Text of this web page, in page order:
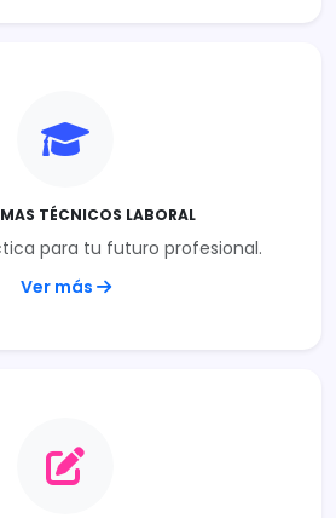
TÉCNICOS LABORAL
para tu futuro profesional.
Ver más